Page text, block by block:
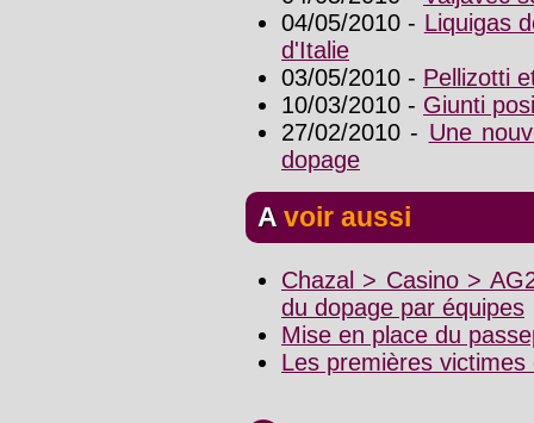
04/05/2010 - Liquigas
d'Italie
03/05/2010 - Pellizotti
10/03/2010 - Giunti
27/02/2010 - Une
dopage
A voir aussi
Chazal > Casino >
du dopage par équipes
Mise en place du
Les premières